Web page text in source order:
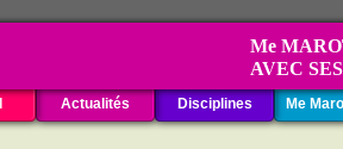
Me
AVEC SES
Actualités Me
Disciplines